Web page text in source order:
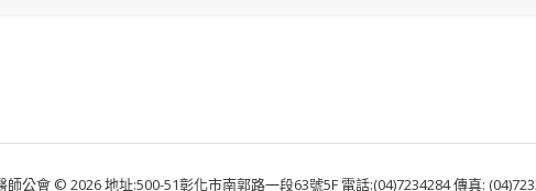
師公會 © 2026 地址:500-51彰化市南郭路一段63號5F 電話:(04)7234284 傳真: